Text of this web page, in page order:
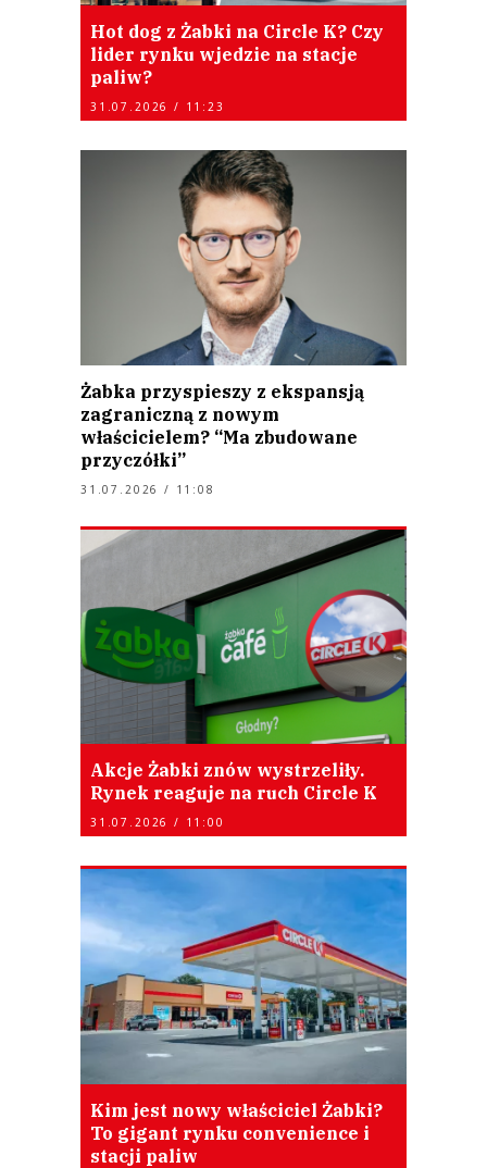
Hot dog z Żabki na Circle K? Czy
lider rynku wjedzie na stacje
paliw?
31.07.2026 / 11:23
Żabka przyspieszy z ekspansją
zagraniczną z nowym
właścicielem? “Ma zbudowane
przyczółki”
31.07.2026 / 11:08
Akcje Żabki znów wystrzeliły.
Rynek reaguje na ruch Circle K
31.07.2026 / 11:00
Kim jest nowy właściciel Żabki?
To gigant rynku convenience i
stacji paliw